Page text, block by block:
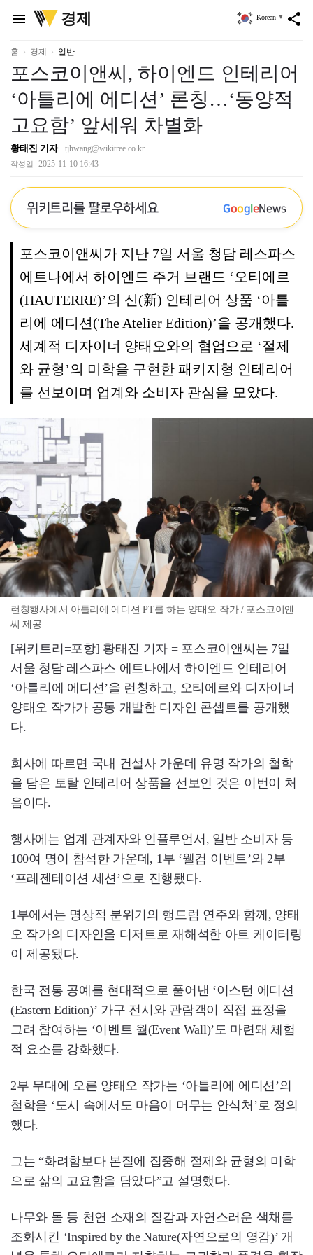
menu
위
키
리
경제 share
Korean ▼
홈 경제 일반
포스코이앤씨, 하이엔드 인테리어
‘아틀리에 에디션’ 론칭…‘동양적
고요함’ 앞세워 차별화
황태진 기자 tjhwang@wikitree.co.kr
작성일 2025-11-10 16:43
위키트리를 팔로우하세요 GoogleNews
포스코이앤씨가 지난 7일 서울 청담 레스파스
에트나에서 하이엔드 주거 브랜드 ‘오티에르
(HAUTERRE)’의 신(新) 인테리어 상품 ‘아틀
리에 에디션(The Atelier Edition)’을 공개했다.
세계적 디자이너 양태오와의 협업으로 ‘절제
와 균형’의 미학을 구현한 패키지형 인테리어
를 선보이며 업계와 소비자 관심을 모았다.
런칭행사에서 아틀리에 에디션 PT를 하는 양태오 작가 / 포스코이앤
씨 제공
[위키트리=포항] 황태진 기자 = 포스코이앤씨는 7일
서울 청담 레스파스 에트나에서 하이엔드 인테리어
‘아틀리에 에디션’을 런칭하고, 오티에르와 디자이너
양태오 작가가 공동 개발한 디자인 콘셉트를 공개했
다.
회사에 따르면 국내 건설사 가운데 유명 작가의 철학
을 담은 토탈 인테리어 상품을 선보인 것은 이번이 처
음이다.
행사에는 업계 관계자와 인플루언서, 일반 소비자 등
100여 명이 참석한 가운데, 1부 ‘웰컴 이벤트’와 2부
‘프레젠테이션 세션’으로 진행됐다.
1부에서는 명상적 분위기의 행드럼 연주와 함께, 양태
오 작가의 디자인을 디저트로 재해석한 아트 케이터링
이 제공됐다.
한국 전통 공예를 현대적으로 풀어낸 ‘이스턴 에디션
(Eastern Edition)’ 가구 전시와 관람객이 직접 표정을
그려 참여하는 ‘이벤트 월(Event Wall)’도 마련돼 체험
적 요소를 강화했다.
2부 무대에 오른 양태오 작가는 ‘아틀리에 에디션’의
철학을 ‘도시 속에서도 마음이 머무는 안식처’로 정의
했다.
그는 “화려함보다 본질에 집중해 절제와 균형의 미학
으로 삶의 고요함을 담았다”고 설명했다.
나무와 돌 등 천연 소재의 질감과 자연스러운 색채를
조화시킨 ‘Inspired by the Nature(자연으로의 영감)’ 개